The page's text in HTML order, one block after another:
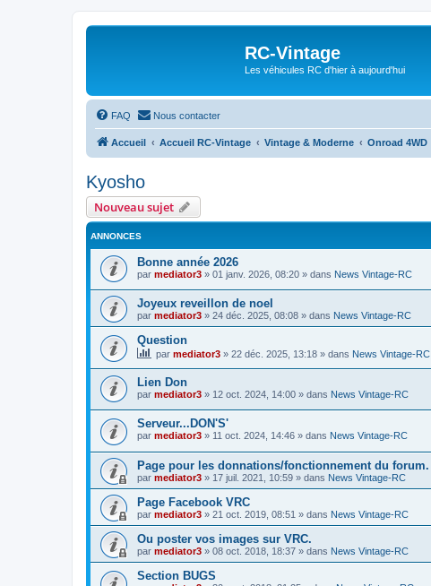
RC-Vintage
Les véhicules RC d'hier à aujourd'hui
FAQ Nous contacter
Accueil Accueil RC-Vintage Vintage & Moderne Onroad 4WD
Kyosho
Nouveau sujet
ANNONCES
Bonne année 2026
par mediator3 » 01 janv. 2026, 08:20 » dans News Vintage-RC
Joyeux reveillon de noel
par mediator3 » 24 déc. 2025, 08:08 » dans News Vintage-RC
Question
par mediator3 » 22 déc. 2025, 13:18 » dans News Vintage-RC
Lien Don
par mediator3 » 12 oct. 2024, 14:00 » dans News Vintage-RC
Serveur...DON'S'
par mediator3 » 11 oct. 2024, 14:46 » dans News Vintage-RC
Page pour les donnations/fonctionnement du forum.
par mediator3 » 17 juil. 2021, 10:59 » dans News Vintage-RC
Page Facebook VRC
par mediator3 » 21 oct. 2019, 08:51 » dans News Vintage-RC
Ou poster vos images sur VRC.
par mediator3 » 08 oct. 2018, 18:37 » dans News Vintage-RC
Section BUGS